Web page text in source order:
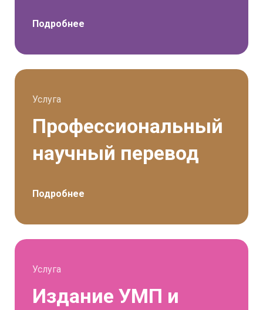
Подробнее
Услуга
Профессиональный
научный перевод
Подробнее
Услуга
Издание УМП и